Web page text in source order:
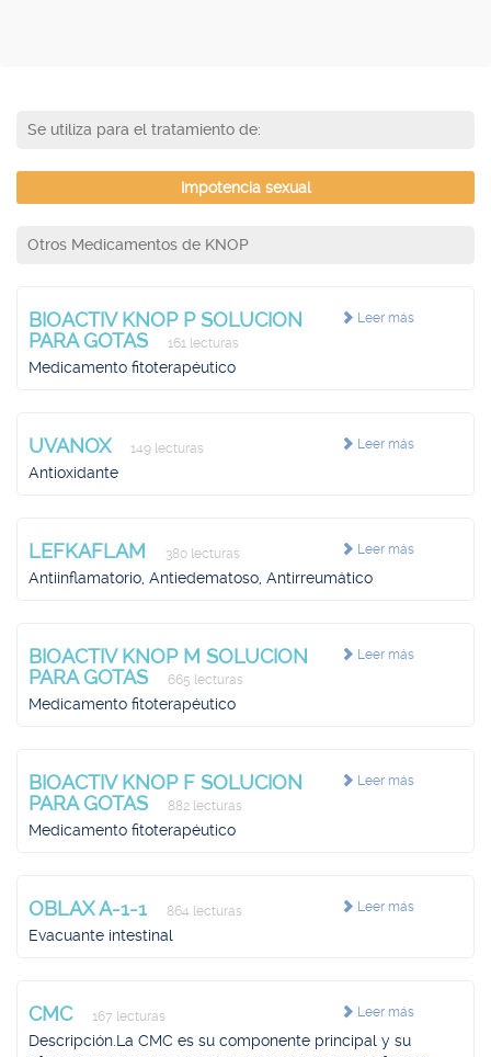
Se utiliza para el tratamiento de:
Impotencia sexual
Otros Medicamentos de KNOP
Leer más
BIOACTIV KNOP P SOLUCION
PARA GOTAS
161 lecturas
Medicamento fitoterapéutico
Leer más
UVANOX 149 lecturas
Antioxidante
Leer más
LEFKAFLAM 380 lecturas
Antiinflamatorio, Antiedematoso, Antirreumático
Leer más
BIOACTIV KNOP M SOLUCION
PARA GOTAS
665 lecturas
Medicamento fitoterapéutico
Leer más
BIOACTIV KNOP F SOLUCION
PARA GOTAS
882 lecturas
Medicamento fitoterapéutico
Leer más
OBLAX A-1-1 864 lecturas
Evacuante intestinal
Leer más
CMC 167 lecturas
Descripción.La CMC es su componente principal y su